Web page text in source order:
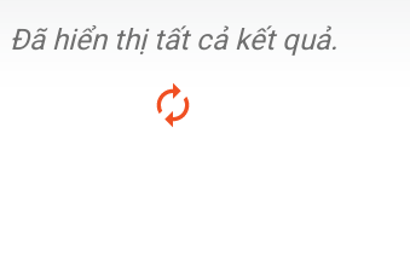
Đã hiển thị tất cả kết quả.